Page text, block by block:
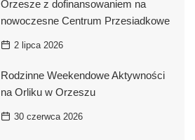
Orzesze z dofinansowaniem na
nowoczesne Centrum Przesiadkowe
2 lipca 2026
Rodzinne Weekendowe Aktywności
na Orliku w Orzeszu
30 czerwca 2026